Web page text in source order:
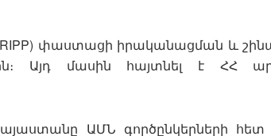
փաստացի իրականացման և
Այդ մասին հայտնել է ՀՀ
ԱՄՆ գործընկերների հետ